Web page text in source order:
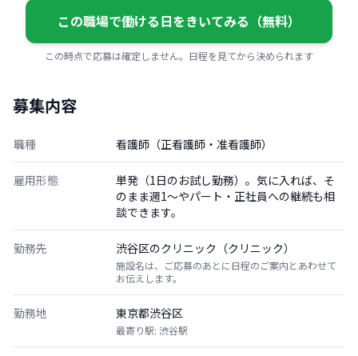
この職場で働ける日をきいてみる（無料）
この時点で応募は確定しません。日程を見てから決められます
募集内容
職種 看護師（正看護師・准看護師）
雇用形態
単発（1日のお試し勤務）。気に入れば、そ
のまま週1〜やパート・正社員への継続も相
談できます。
勤務先 渋谷区のクリニック（クリニック）
施設名は、ご応募のあとに日程のご案内とあわせて
お伝えします。
勤務地 東京都渋谷区
最寄り駅: 渋谷駅